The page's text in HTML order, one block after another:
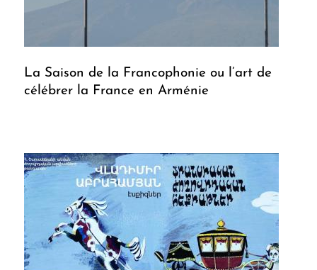
La Saison de la Francophonie ou l’art de
célébrer la France en Arménie